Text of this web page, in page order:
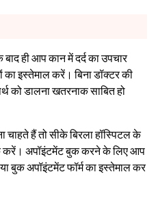
ही आप कान में दर्द का उपचार
इस्तेमाल करें। बिना डॉक्टर की
को डालना खतरनाक साबित हो
चाहते हैं तो सीके बिरला हॉस्पिटल के
करें। अपॉइंटमेंट बुक करने के लिए आप
बुक अपॉइंटमेंट फॉर्म का इस्तेमाल कर